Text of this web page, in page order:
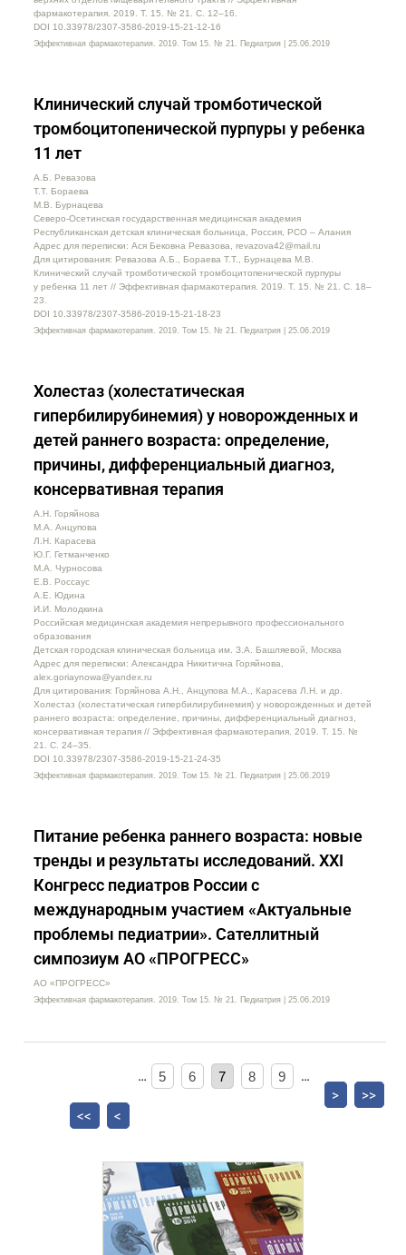
фармакотерапия. 2019. Т. 15. № 21. C. 12–16.
DOI 10.33978/2307-3586-2019-15-21-12-16
Эффективная фармакотерапия. 2019. Том 15. № 21. Педиатрия | 25.06.2019
Клинический случай тромботической
тромбоцитопенической пурпуры у ребенка
11 лет
А.Б. Ревазова
Т.Т. Бораева
М.В. Бурнацева
Северо-Осетинская государственная медицинская академия
Республиканская детская клиническая больница, Россия, РСО – Алания
Адрес для переписки: Ася Бековна Ревазова, revazova42@mail.ru
Для цитирования: Ревазова А.Б., Бораева Т.Т., Бурнацева М.В.
Клинический случай тромботической тромбоцитопенической пурпуры
у ребенка 11 лет // Эффективная фармакотерапия. 2019. Т. 15. № 21. С. 18–
23.
DOI 10.33978/2307-3586-2019-15-21-18-23
Эффективная фармакотерапия. 2019. Том 15. № 21. Педиатрия | 25.06.2019
Холестаз (холестатическая
гипербилирубинемия) у новорожденных и
детей раннего возраста: определение,
причины, дифференциальный диагноз,
консервативная терапия
А.Н. Горяйнова
М.А. Анцупова
Л.Н. Карасева
Ю.Г. Гетманченко
М.А. Чурносова
Е.В. Россаус
А.Е. Юдина
И.И. Молодкина
Российская медицинская академия непрерывного профессионального
образования
Детская городская клиническая больница им. З.А. Башляевой, Москва
Адрес для переписки: Александра Никитична Горяйнова,
alex.goriaynowa@yandex.ru
Для цитирования: Горяйнова А.Н., Анцупова М.А., Карасева Л.Н. и др.
Холестаз (холестатическая гипербилирубинемия) у новорожденных и детей
раннего возраста: определение, причины, дифференциальный диагноз,
консервативная терапия // Эффективная фармакотерапия. 2019. Т. 15. №
21. С. 24–35.
DOI 10.33978/2307-3586-2019-15-21-24-35
Эффективная фармакотерапия. 2019. Том 15. № 21. Педиатрия | 25.06.2019
Питание ребенка раннего возраста: новые
тренды и результаты исследований. XXI
Конгресс педиатров России с
международным участием «Актуальные
проблемы педиатрии». Сателлитный
симпозиум АО «ПРОГРЕСС»
АО «ПРОГРЕСС»
Эффективная фармакотерапия. 2019. Том 15. № 21. Педиатрия | 25.06.2019
<< <
… 5 6 7 8 9
…
>
>>